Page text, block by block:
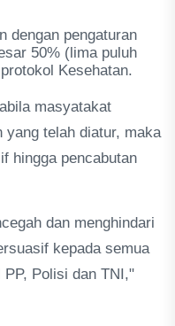
dengan pengaturan
50% (lima puluh
Kesehatan.
masyatakat
yang telah diatur, maka
hingga pencabutan
dan menghindari
kepada semua
Polisi dan TNI,"